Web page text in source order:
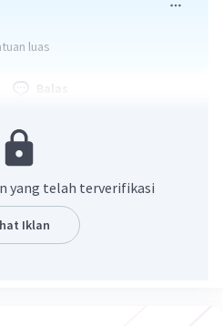
luas
Balas
Iklan
yang telah terverifikasi
Iklan